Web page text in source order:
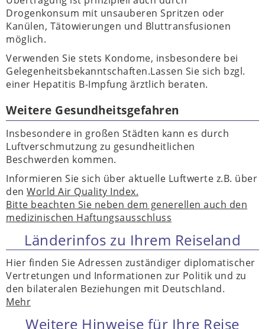
Drogenkonsum mit unsauberen Spritzen oder
Kanülen, Tätowierungen und Bluttransfusionen
möglich.
Verwenden Sie stets Kondome, insbesondere bei
Gelegenheitsbekanntschaften.Lassen Sie sich bzgl.
einer Hepatitis B-Impfung ärztlich beraten.
Weitere Gesundheitsgefahren
Insbesondere in großen Städten kann es durch
Luftverschmutzung zu gesundheitlichen
Beschwerden kommen.
Informieren Sie sich über aktuelle Luftwerte z.B. über
den World Air Quality Index.
Bitte beachten Sie neben dem generellen auch den
medizinischen Haftungsausschluss
Länderinfos zu Ihrem Reiseland
Hier finden Sie Adressen zuständiger diplomatischer
Vertretungen und Informationen zur Politik und zu
den bilateralen Beziehungen mit Deutschland.
Mehr
Weitere Hinweise für Ihre Reise